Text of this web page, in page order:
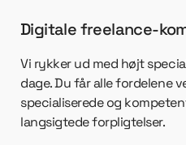
Digitale freelance-
Vi rykker ud med højt
dage. Du får alle fordelene
specialiserede og
langsigtede forpligtelser.